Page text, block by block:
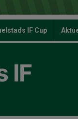
IF Cup
IF